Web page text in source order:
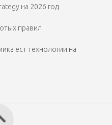
на 2026 год
правил
ест технологии на